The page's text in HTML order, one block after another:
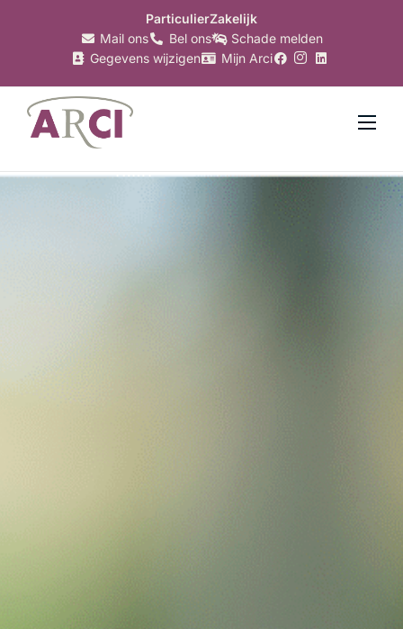
ParticulierZakelijk
Mail ons
Bel ons
Schade melden
Gegevens wijzigen
Mijn Arci
Verzekeringen
Nieuws